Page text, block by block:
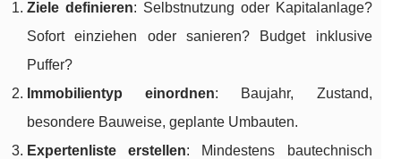
Ziele definieren: Selbstnutzung oder Kapitalanlage?
Sofort einziehen oder sanieren? Budget inklusive
Puffer?
Immobilientyp einordnen: Baujahr, Zustand,
besondere Bauweise, geplante Umbauten.
Expertenliste erstellen: Mindestens bautechnisch